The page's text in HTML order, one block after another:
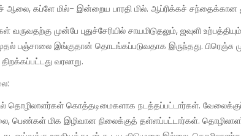
ஆலை, கப்ளே மில்- இன்றைய பாரதி மில். ஆப்ரிக்கச் சந்தைக்கான
பஞ்சாலை இங்குதான் தொடங்கப்படுவதாக இருந்தது.
வரலாறு.
பெண்கள் மிக இழிவான நிலைக்குத் தள்ளப்பட்டார்கள்.